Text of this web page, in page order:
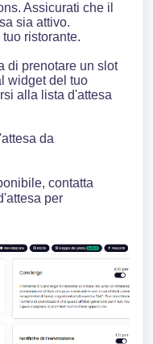
Assicurati che il
sia attivo.
ristorante.
di prenotare un slot
widget del tuo
alla lista d'attesa
da
contatta
per